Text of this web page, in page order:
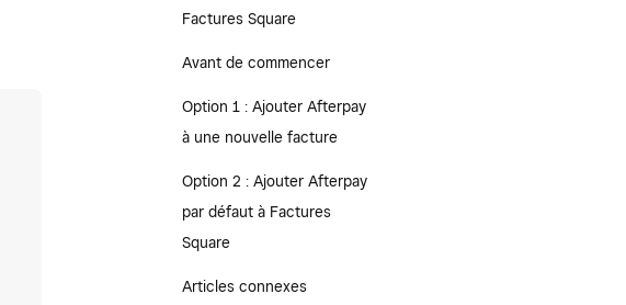
Factures Square
Avant de commencer
Option 1 : Ajouter Afterpay
à une nouvelle facture
Option 2 : Ajouter Afterpay
par défaut à Factures
Square
Articles connexes